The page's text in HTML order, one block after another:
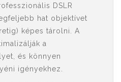
DSLR
hat objektívet
képes tárolni. A
a
és könnyen
igényekhez.